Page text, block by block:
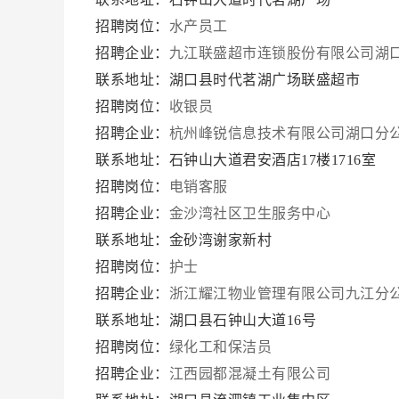
招聘岗位： 水产员工
招聘企业： 九江联盛超市连锁股份有限公司湖
联系地址：湖口县时代茗湖广场联盛超市
招聘岗位： 收银员
招聘企业： 杭州峰锐信息技术有限公司湖口分
联系地址：石钟山大道君安酒店17楼1716室
招聘岗位：
电销客服
招聘企业： 金沙湾社区卫生服务中心
联系地址：金砂湾谢家新村
招聘岗位： 护士
招聘企业： 浙江耀江物业管理有限公司九江分
联系地址：湖口县石钟山大道16号
招聘岗位： 绿化工和保洁员
招聘企业： 江西园都混凝土有限公司